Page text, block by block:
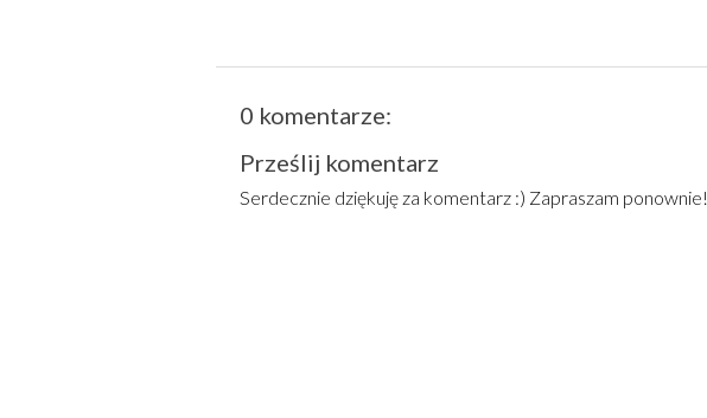
0 komentarze:
Prześlij komentarz
Serdecznie dziękuję za komentarz :) Zapraszam ponownie!